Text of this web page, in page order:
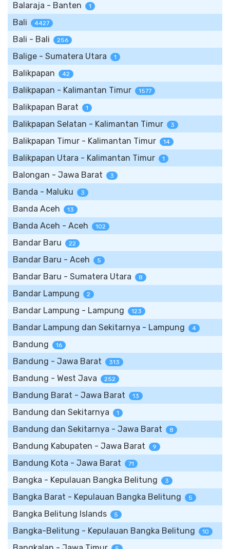
Balaraja - Banten 1
Bali 4427
Bali - Bali 256
Balige - Sumatera Utara 1
Balikpapan 42
Balikpapan - Kalimantan Timur 1577
Balikpapan Barat 1
Balikpapan Selatan - Kalimantan Timur 3
Balikpapan Timur - Kalimantan Timur 14
Balikpapan Utara - Kalimantan Timur 1
Balongan - Jawa Barat 3
Banda - Maluku 3
Banda Aceh 13
Banda Aceh - Aceh 102
Bandar Baru 22
Bandar Baru - Aceh 5
Bandar Baru - Sumatera Utara 8
Bandar Lampung 2
Bandar Lampung - Lampung 123
Bandar Lampung dan Sekitarnya - Lampung 4
Bandung 16
Bandung - Jawa Barat 313
Bandung - West Java 252
Bandung Barat - Jawa Barat 13
Bandung dan Sekitarnya 1
Bandung dan Sekitarnya - Jawa Barat 8
Bandung Kabupaten - Jawa Barat 9
Bandung Kota - Jawa Barat 71
Bangka - Kepulauan Bangka Belitung 3
Bangka Barat - Kepulauan Bangka Belitung 5
Bangka Belitung Islands 5
Bangka-Belitung - Kepulauan Bangka Belitung 10